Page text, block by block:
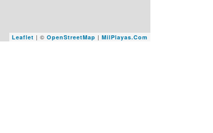
Leaflet | © OpenStreetMap | MilPlayas.Com